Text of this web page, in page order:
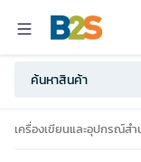
เครื่องเขียนและอุปกรณ์ส